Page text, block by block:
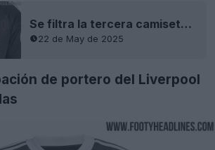
Se filtra la tercera camiseta de portero del Real Madrid 25-26
22 de May de 2025
de portero del Liverpool